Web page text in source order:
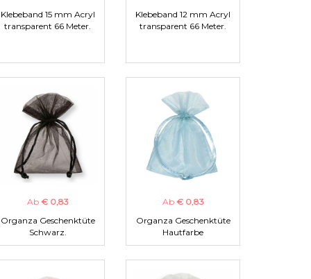
Klebeband 15 mm Acryl
transparent 66 Meter.
Klebeband 12 mm Acryl
transparent 66 Meter.
Ab € 0,83
Organza Geschenktüte
Schwarz.
Ab € 0,83
Organza Geschenktüte
Hautfarbe